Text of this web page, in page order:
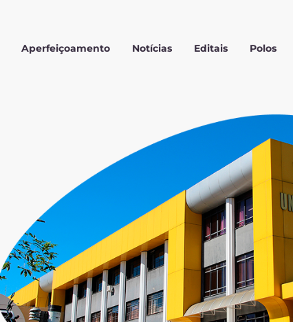
Aperfeiçoamento Notícias Editais Polos